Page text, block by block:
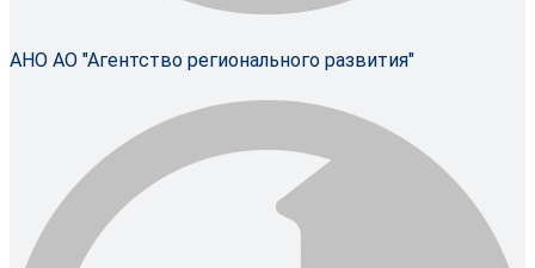
АНО АО "Агентство регионального развития"